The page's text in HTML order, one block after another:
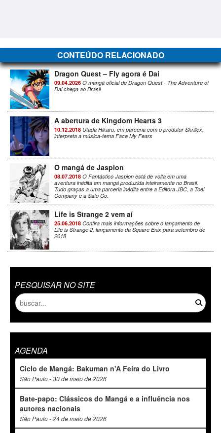
CONTEÚDO RELACIONADO
Dragon Quest – Fly agora é Dai
09.04.2026 O mangá oficial de Dragon Quest - The Adventure of
Dai chega ao Brasil
A abertura de Kingdom Hearts 3
10.12.2018 Utada Hikaru, em parceria com o produtor Skrillex,
interpreta a música-tema Face My Fears
O mangá de Jaspion
08.07.2018 O Fantástico Jaspion está de volta em uma
aventura inédita em mangá produzida inteiramente no Brasil.
Tudo graças a uma parceria inédita entre a Editora JBC, a Toei
Company e a Sato Co.
Life is Strange 2 vem aí
25.06.2018 Confira mais informações sobre o lançamento de
Life is Strange 2, lançamento da Square Enix para setembro de
2018
PESQUISAR NO SITE
AGENDA
Ciclo de Mangá: Bakuman n'A Feira do Livro
São Paulo - 30 de maio de 2026
Bate-papo: Clássicos do Mangá e a influência nos
autores nacionais
São Paulo - 24 de maio de 2026